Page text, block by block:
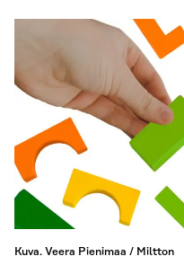
Kuva. Veera Pienimaa / Miltton